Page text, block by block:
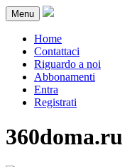
Menu
Home
Contattaci
Riguardo a noi
Abbonamenti
Entra
Registrati
360doma.ru